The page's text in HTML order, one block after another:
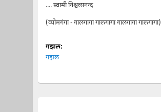
.... स्वामी निश्चलानन्द
(व्योमगंगा - गालगागा गालगागा गालगागा गालगागा)
गझल:
गझल